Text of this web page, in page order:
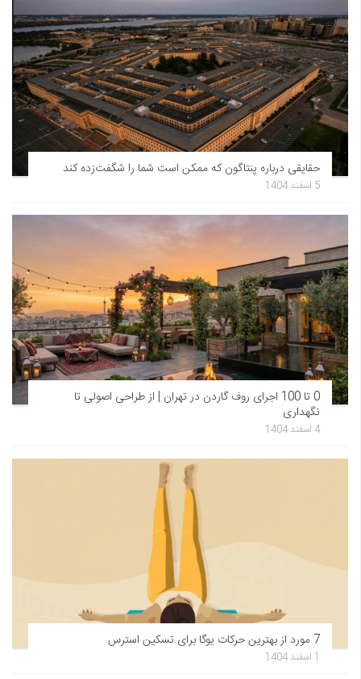
حقایقی درباره پنتاگون که ممکن است شما را شگفت‌زده کند
5 اسفند 1404
0 تا 100 اجرای روف گاردن در تهران | از طراحی اصولی تا
نگهداری
4 اسفند 1404
7 مورد از بهترین حرکات یوگا برای تسکین استرس
1 اسفند 1404